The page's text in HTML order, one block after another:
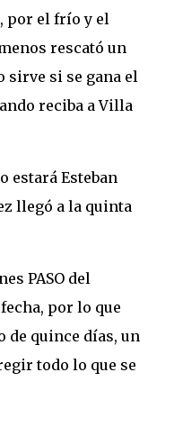
por el frío y el
rescató un
sirve si se gana el
reciba a Villa
estará Esteban
llegó a la quinta
PASO del
por lo que
de quince días, un
todo lo que se